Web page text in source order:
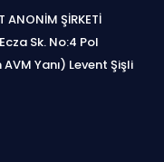
ANONİM ŞİRKETİ
Sk. No:4 Pol
Yanı) Levent Şişli